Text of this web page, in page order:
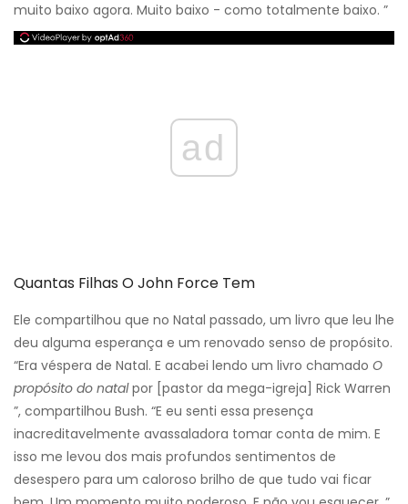
muito baixo agora. Muito baixo - como totalmente baixo. ”
ad
Quantas Filhas O John Force Tem
Ele compartilhou que no Natal passado, um livro que leu lhe
deu alguma esperança e um renovado senso de propósito.
“Era véspera de Natal. E acabei lendo um livro chamado O
propósito do natalpor [pastor da mega-igreja] Rick Warren
”, compartilhou Bush. “E eu senti essa presença
inacreditavelmente avassaladora tomar conta de mim. E
isso me levou dos mais profundos sentimentos de
desespero para um caloroso brilho de que tudo vai ficar